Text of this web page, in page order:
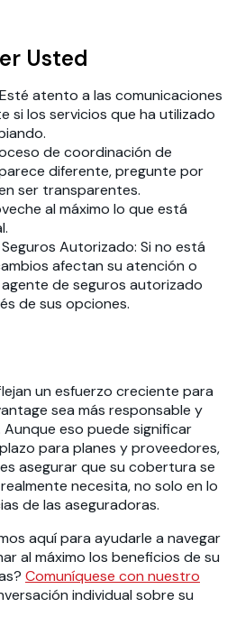
Usted
Esté atento a las comunicaciones
si los servicios que ha utilizado
de coordinación de
diferente, pregunte por
ser transparentes.
al máximo lo que está
Autorizado: Si no está
afectan su atención o
de seguros autorizado
de sus opciones.
un esfuerzo creciente para
sea más responsable y
eso puede significar
para planes y proveedores,
asegurar que su cobertura se
necesita, no solo en lo
de las aseguradoras.
aquí para ayudarle a navegar
al máximo los beneficios de su
Comuníquese con nuestro
individual sobre su